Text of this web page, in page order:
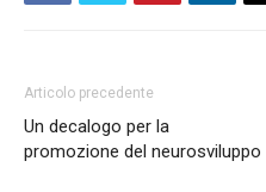
Articolo precedente
Un decalogo per la
promozione del neurosviluppo